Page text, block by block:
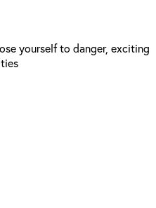
yourself to danger, exciting